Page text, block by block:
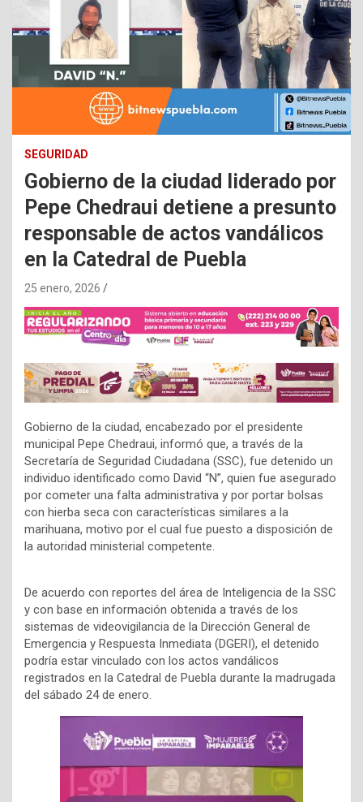
SEGURIDAD
Gobierno de la ciudad liderado por
Pepe Chedraui detiene a presunto
responsable de actos vandálicos
en la Catedral de Puebla
25 enero, 2026
Gobierno de la ciudad, encabezado por el presidente
municipal Pepe Chedraui, informó que, a través de la
Secretaría de Seguridad Ciudadana (SSC), fue detenido un
individuo identificado como David “N”, quien fue asegurado
por cometer una falta administrativa y por portar bolsas
con hierba seca con características similares a la
marihuana, motivo por el cual fue puesto a disposición de
la autoridad ministerial competente.
De acuerdo con reportes del área de Inteligencia de la SSC
y con base en información obtenida a través de los
sistemas de videovigilancia de la Dirección General de
Emergencia y Respuesta Inmediata (DGERI), el detenido
podría estar vinculado con los actos vandálicos
registrados en la Catedral de Puebla durante la madrugada
del sábado 24 de enero.